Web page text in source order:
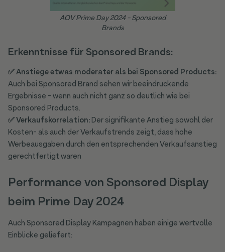
AOV Prime Day 2024 - Sponsored
Brands
Erkenntnisse für Sponsored Brands:
✅ Anstiege etwas moderater als bei Sponsored Products:
Auch bei Sponsored Brand sehen wir beeindruckende
Ergebnisse - wenn auch nicht ganz so deutlich wie bei
Sponsored Products.
✅ Verkaufskorrelation:Der signifikante Anstieg sowohl der
Kosten- als auch der Verkaufstrends zeigt, dass hohe
Werbeausgaben durch den entsprechenden Verkaufsanstieg
gerechtfertigt waren
Performance von Sponsored Display
beim Prime Day 2024
Auch Sponsored Display Kampagnen haben einige wertvolle
Einblicke geliefert: